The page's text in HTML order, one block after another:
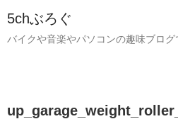
5chぶろぐ
バイクや音楽やパソコンの趣味ブログ